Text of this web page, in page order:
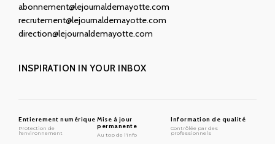
abonnement@lejournaldemayotte.com
recrutement@lejournaldemayotte.com
direction@lejournaldemayotte.com
INSPIRATION IN YOUR INBOX
Entierement numérique
Protection de
l'environnement
Mise à jour
permanente
Au top de l'info
Information de qualité
Contrôlée par des
professionnels